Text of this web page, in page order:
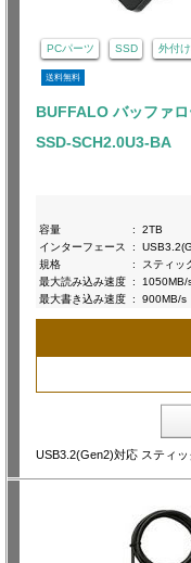
PCパーツ SSD 外付
送料無料
BUFFALO バッファ
SSD-SCH2.0U3-BA
容量
:
2TB
インターフェース
:
規格
:
スティッ
最大読み込み速度 :
1050MB/
最大書き込み速度 : 900MB/s
USB3.2(Gen2)対応 スティ